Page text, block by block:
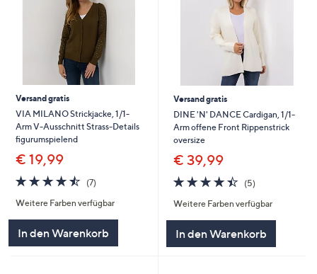
Versand gratis
VIA MILANO Strickjacke, 1/1-
Arm V-Ausschnitt Strass-Details
figurumspielend
€ 19,99
4.4
von
5
(7)7
Weitere Farben verfügbar
In den Warenkorb
Versand gratis
DINE 'N' DANCE Cardigan, 1/1-
Arm offene Front Rippenstrick
oversize
€ 39,99
4.4
von
5
(5)5
Weitere Farben verfügbar
In den Warenkorb